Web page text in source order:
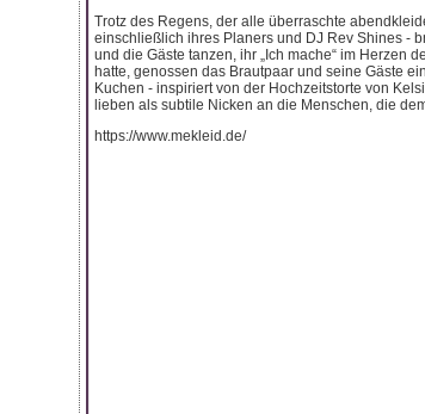
Trotz des Regens, der alle überraschte
einschließlich ihres Planers und DJ Rev Shines -
und die Gäste tanzen, ihr „Ich mache“ im Herzen
hatte, genossen das Brautpaar und seine Gäste
Kuchen - inspiriert von der Hochzeitstorte von
lieben als subtile Nicken an die Menschen, die
https://www.mekleid.de/